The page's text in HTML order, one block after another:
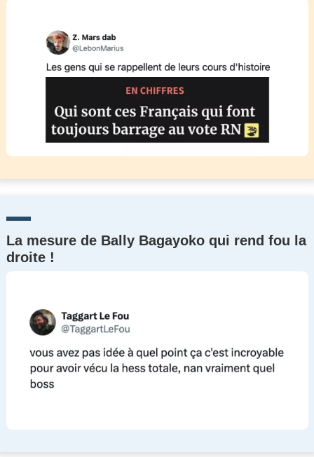
La mesure de Bally Bagayoko qui rend fou la
droite !